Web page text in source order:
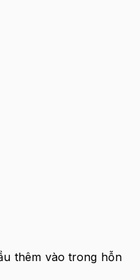
thêm vào trong hỗn